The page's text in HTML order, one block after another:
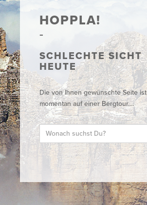
HOPPLA!
SCHLECHTE SICHT
HEUTE
Die von Ihnen gewünschte Seite ist
momentan auf einer Bergtour....